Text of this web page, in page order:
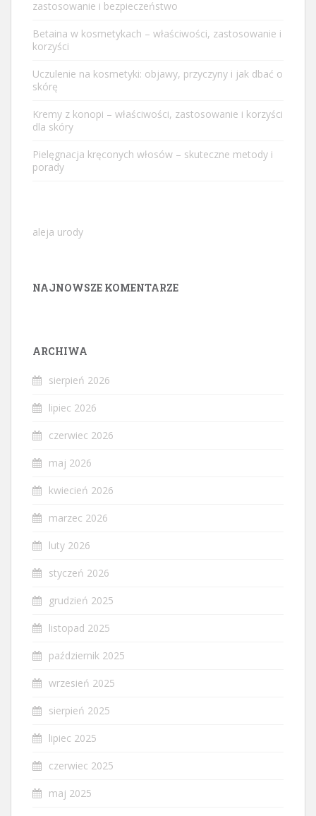
zastosowanie i bezpieczeństwo
Betaina w kosmetykach – właściwości, zastosowanie i
korzyści
Uczulenie na kosmetyki: objawy, przyczyny i jak dbać o
skórę
Kremy z konopi – właściwości, zastosowanie i korzyści
dla skóry
Pielęgnacja kręconych włosów – skuteczne metody i
porady
aleja urody
NAJNOWSZE KOMENTARZE
ARCHIWA
sierpień 2026
lipiec 2026
czerwiec 2026
maj 2026
kwiecień 2026
marzec 2026
luty 2026
styczeń 2026
grudzień 2025
listopad 2025
październik 2025
wrzesień 2025
sierpień 2025
lipiec 2025
czerwiec 2025
maj 2025